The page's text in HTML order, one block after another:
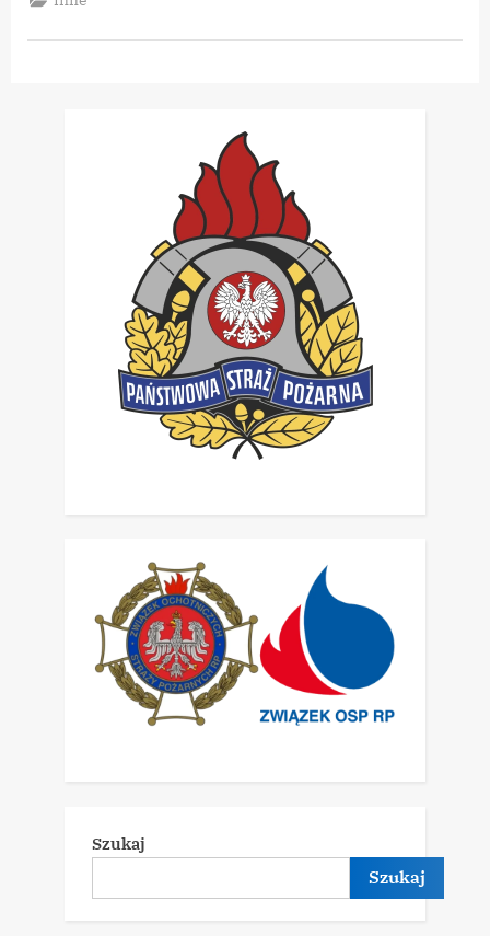
Bieszczady”
Szukaj
Szukaj